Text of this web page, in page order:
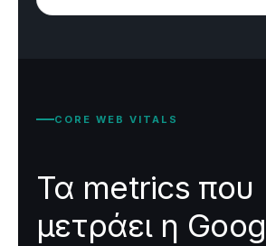
CORE WEB VITALS
Τα metrics που
μετράει η